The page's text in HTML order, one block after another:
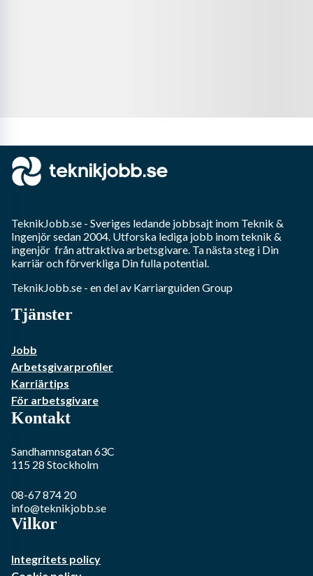
TeknikJobb.se - Sveriges ledande jobbsajt inom Teknik &
Ingenjörsedan 2004. Utforska lediga jobb inomteknik &
ingenjör från attraktiva arbetsgivare. Ta nästa steg i Din
karriär och förverkliga Din fulla potential.
TeknikJobb.se - en del av Karriarguiden Group
Tjänster
Jobb
Arbetsgivarprofiler
Karriärtips
För arbetsgivare
Kontakt
Sandhamnsgatan 63C
115 28 Stockholm
08-67 874 20
info@teknikjobb.se
Vilkor
Integritets policy